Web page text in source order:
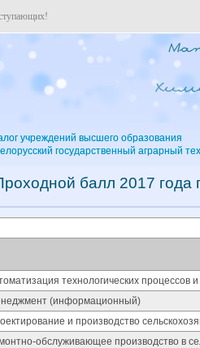
учреждений высшего образования
государственный аграрный
балл 2017 года
технологических процессов
(информационный)
и производство
обслуживающее производство в